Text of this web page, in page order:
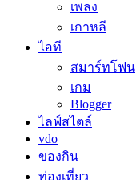
เพลง
เกาหลี
ไอที
สมาร์ทโฟน
เกม
Blogger
ไลฟ์สไตล์
vdo
ของกิน
ท่องเที่ยว